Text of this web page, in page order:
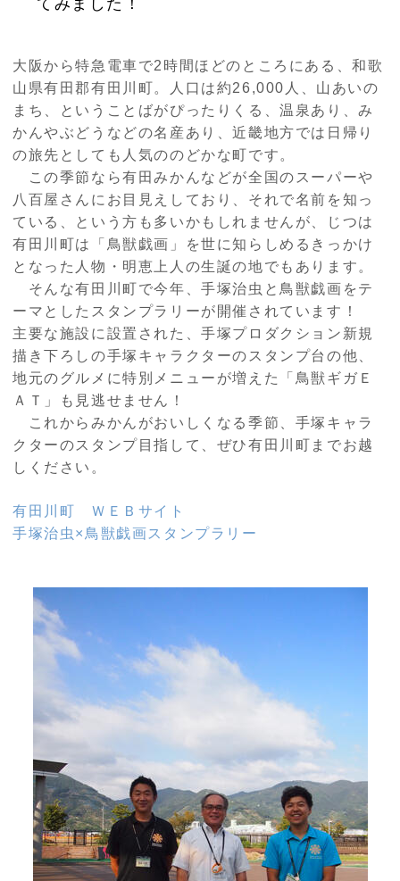
大阪から特急電車で2 時間ほどのところにある、和歌
山県有田郡有田川町。人口は約26,000 人、山あいの
まち、ということばがぴったりくる、温泉あり、み
かんやぶどうなどの名産あり、近畿地方では日帰り
の旅先としても人気ののどかな町です。
この季節なら有田みかんなどが全国のスーパーや
八百屋さんにお目見えしており、それで名前を知っ
ている、という方も多いかもしれませんが、じつは
有田川町は「鳥獣戯画」を世に知らしめるきっかけ
となった人物・明恵上人の生誕の地でもあります。
そんな有田川町で今年、手塚治虫と鳥獣戯画をテ
ーマとしたスタンプラリーが開催されています！
主要な施設に設置された、手塚プロダクション新規
描き下ろしの手塚キャラクターのスタンプ台の他、
地元のグルメに特別メニューが増えた「鳥獣ギガＥ
ＡＴ」も見逃せません！
これからみかんがおいしくなる季節、手塚キャラ
クターのスタンプ目指して、ぜひ有田川町までお越
しください。
有田川町 ＷＥＢサイト
手塚治虫×鳥獣戯画スタンプラリー